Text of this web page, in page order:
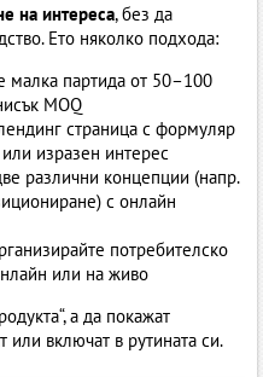
на интереса, без да
Ето няколко подхода:
малка партида от 50–100
MOQ
страница с формуляр
изразен интерес
различни концепции (напр.
с онлайн
потребителско
или на живо
а да покажат
или включат в рутината си.